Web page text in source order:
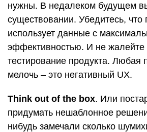
нужны. В недалеком будущем
существовании. Убедитесь,
использует данные с
эффективностью. И не жалейте
тестирование продукта. Любая
мелочь – это негативный UX.
Think out of the box. Или
придумать нешаблонное
нибудь замечали сколько